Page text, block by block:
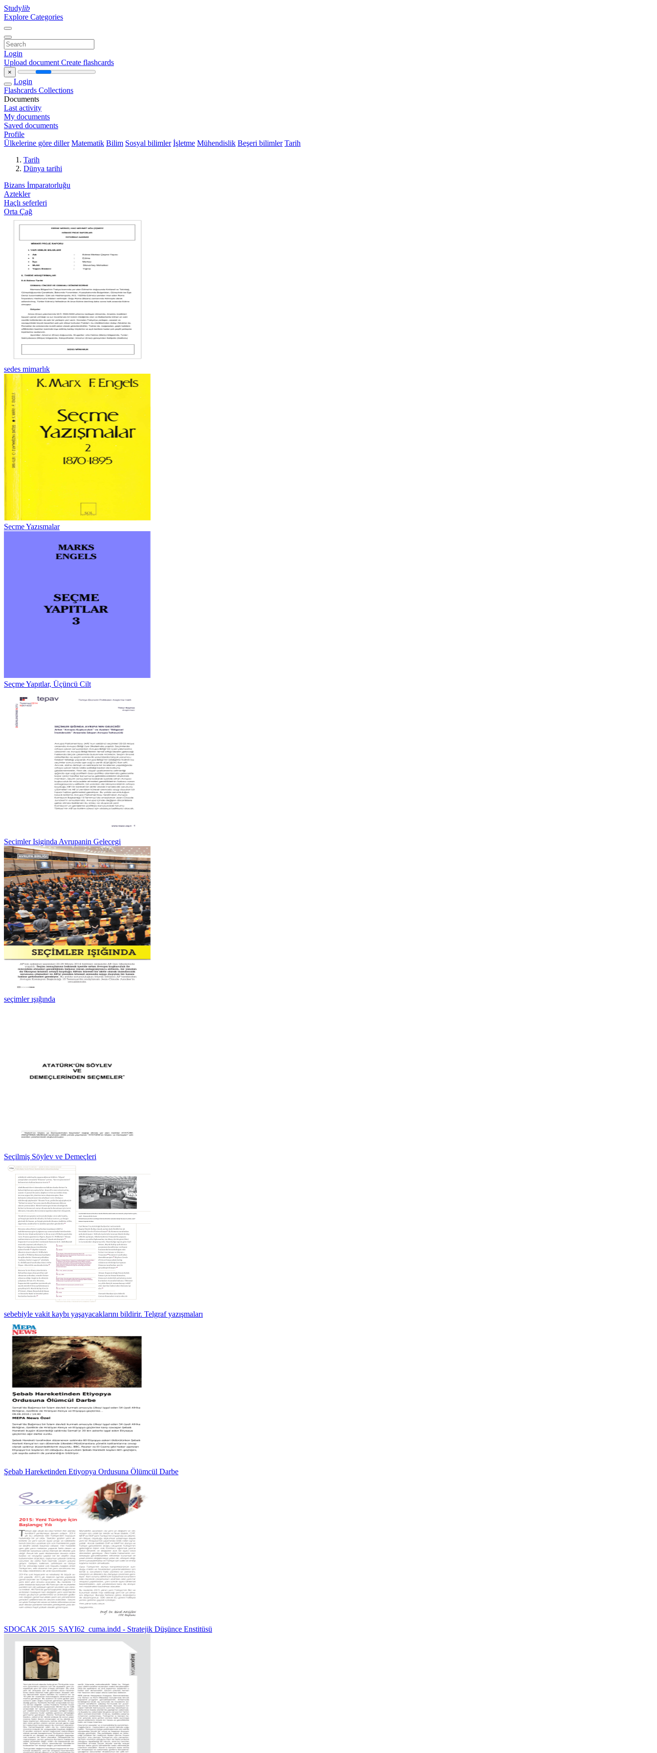
Studylib
Explore Categories
Login
Upload document Create flashcards
×
Login
Flashcards Collections
Documents
Last activity
My documents
Saved documents
Profile
Ülkelerine göre diller Matematik Bilim Sosyal bilimler İşletme Mühendislik Beşeri bilimler Tarih
Tarih
Dünya tarihi
Bizans İmparatorluğu
Aztekler
Haçlı seferleri
Orta Çağ
sedes mimarlık
Secme Yazısmalar
Seçme Yapıtlar, Üçüncü Cilt
Secimler Isiginda Avrupanin Gelecegi
seçimler ışığında
Seçilmiş Söylev ve Demeçleri
sebebiyle vakit kaybı yaşayacaklarını bildirir. Telgraf yazışmaları
Şebab Hareketinden Etiyopya Ordusuna Ölümcül Darbe
SDOCAK 2015_SAYI62_cuma.indd - Stratejik Düşünce Enstitüsü